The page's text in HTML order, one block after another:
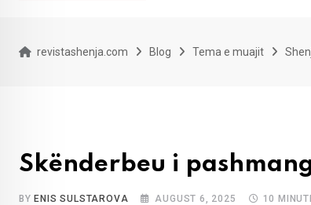
revistashenja.com Blog Tema e muajit
Skënderbeu i
BYENIS SULSTAROVA AUGUST 6, 2025 10